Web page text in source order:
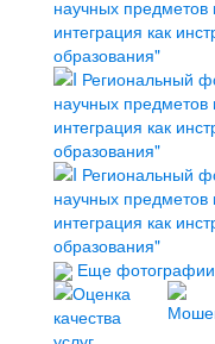
Еще фотографии